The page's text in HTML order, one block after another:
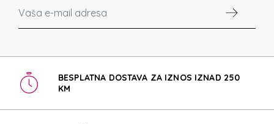
BESPLATNA DOSTAVA ZA IZNOS IZNAD 250
KM